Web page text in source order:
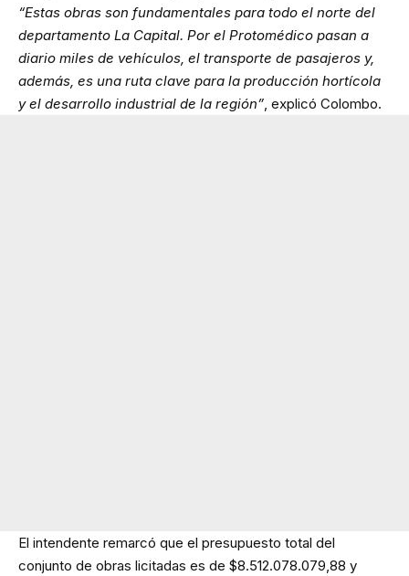
“Estas obras son fundamentales para todo el norte del
departamento La Capital. Por el Protomédico pasan a
diario miles de vehículos, el transporte de pasajeros y,
además, es una ruta clave para la producción hortícola
y el desarrollo industrial de la región”, explicó Colombo.
El intendente remarcó que el presupuesto total del
conjunto de obras licitadas es de $8.512.078.079,88 y